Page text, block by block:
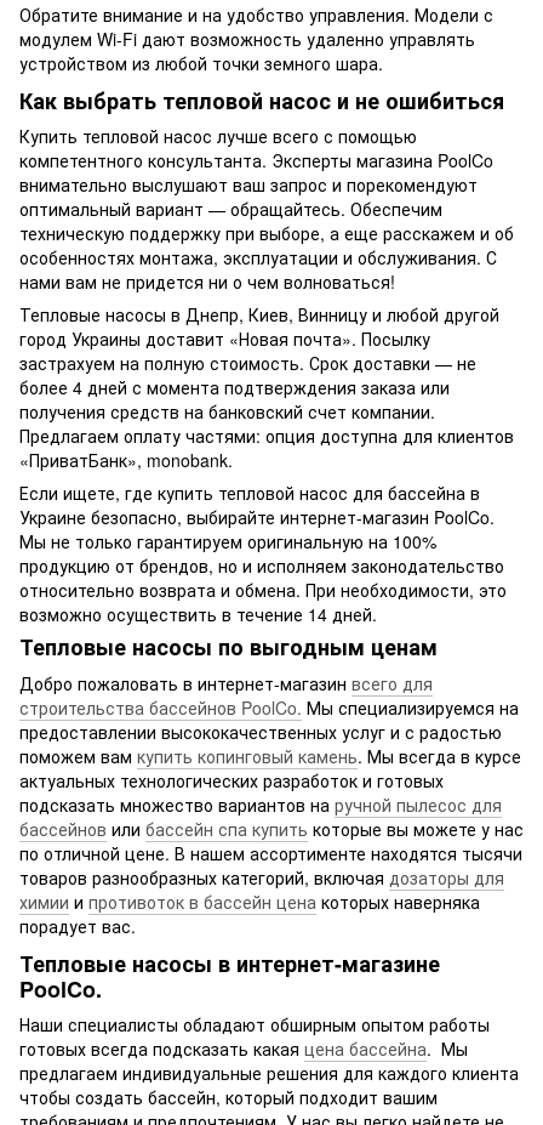
Обратите внимание и на удобство управления. Модели с
модулем Wi-Fi дают возможность удаленно управлять
устройством из любой точки земного шара.
Как выбрать тепловой насос и не ошибиться
Купить тепловой насос лучше всего с помощью
компетентного консультанта. Эксперты магазина PoolCo
внимательно выслушают ваш запрос и порекомендуют
оптимальный вариант — обращайтесь. Обеспечим
техническую поддержку при выборе, а еще расскажем и об
особенностях монтажа, эксплуатации и обслуживания. С
нами вам не придется ни о чем волноваться!
Тепловые насосы в Днепр, Киев, Винницу и любой другой
город Украины доставит «Новая почта». Посылку
застрахуем на полную стоимость. Срок доставки — не
более 4 дней с момента подтверждения заказа или
получения средств на банковский счет компании.
Предлагаем оплату частями: опция доступна для клиентов
«ПриватБанк», monobank.
Если ищете, где купить тепловой насос для бассейна в
Украине безопасно, выбирайте интернет-магазин PoolCo.
Мы не только гарантируем оригинальную на 100%
продукцию от брендов, но и исполняем законодательство
относительно возврата и обмена. При необходимости, это
возможно осуществить в течение 14 дней.
Тепловые насосы по выгодным ценам
Добро пожаловать в интернет-магазин всего для
строительства бассейнов PoolCo. Мы специализируемся на
предоставлении высококачественных услуг и с радостью
поможем вам купить копинговый камень. Мы всегда в курсе
актуальных технологических разработок и готовых
подсказать множество вариантов на ручной пылесос для
бассейнов или бассейн спа купить которые вы можете у нас
по отличной цене. В нашем ассортименте находятся тысячи
товаров разнообразных категорий, включая дозаторы для
химии и противоток в бассейн цена которых наверняка
порадует вас.
Тепловые насосы в интернет-магазине
PoolCo.
Наши специалисты обладают обширным опытом работы
готовых всегда подсказать какая цена бассейна. Мы
предлагаем индивидуальные решения для каждого клиента
чтобы создать бассейн, который подходит вашим